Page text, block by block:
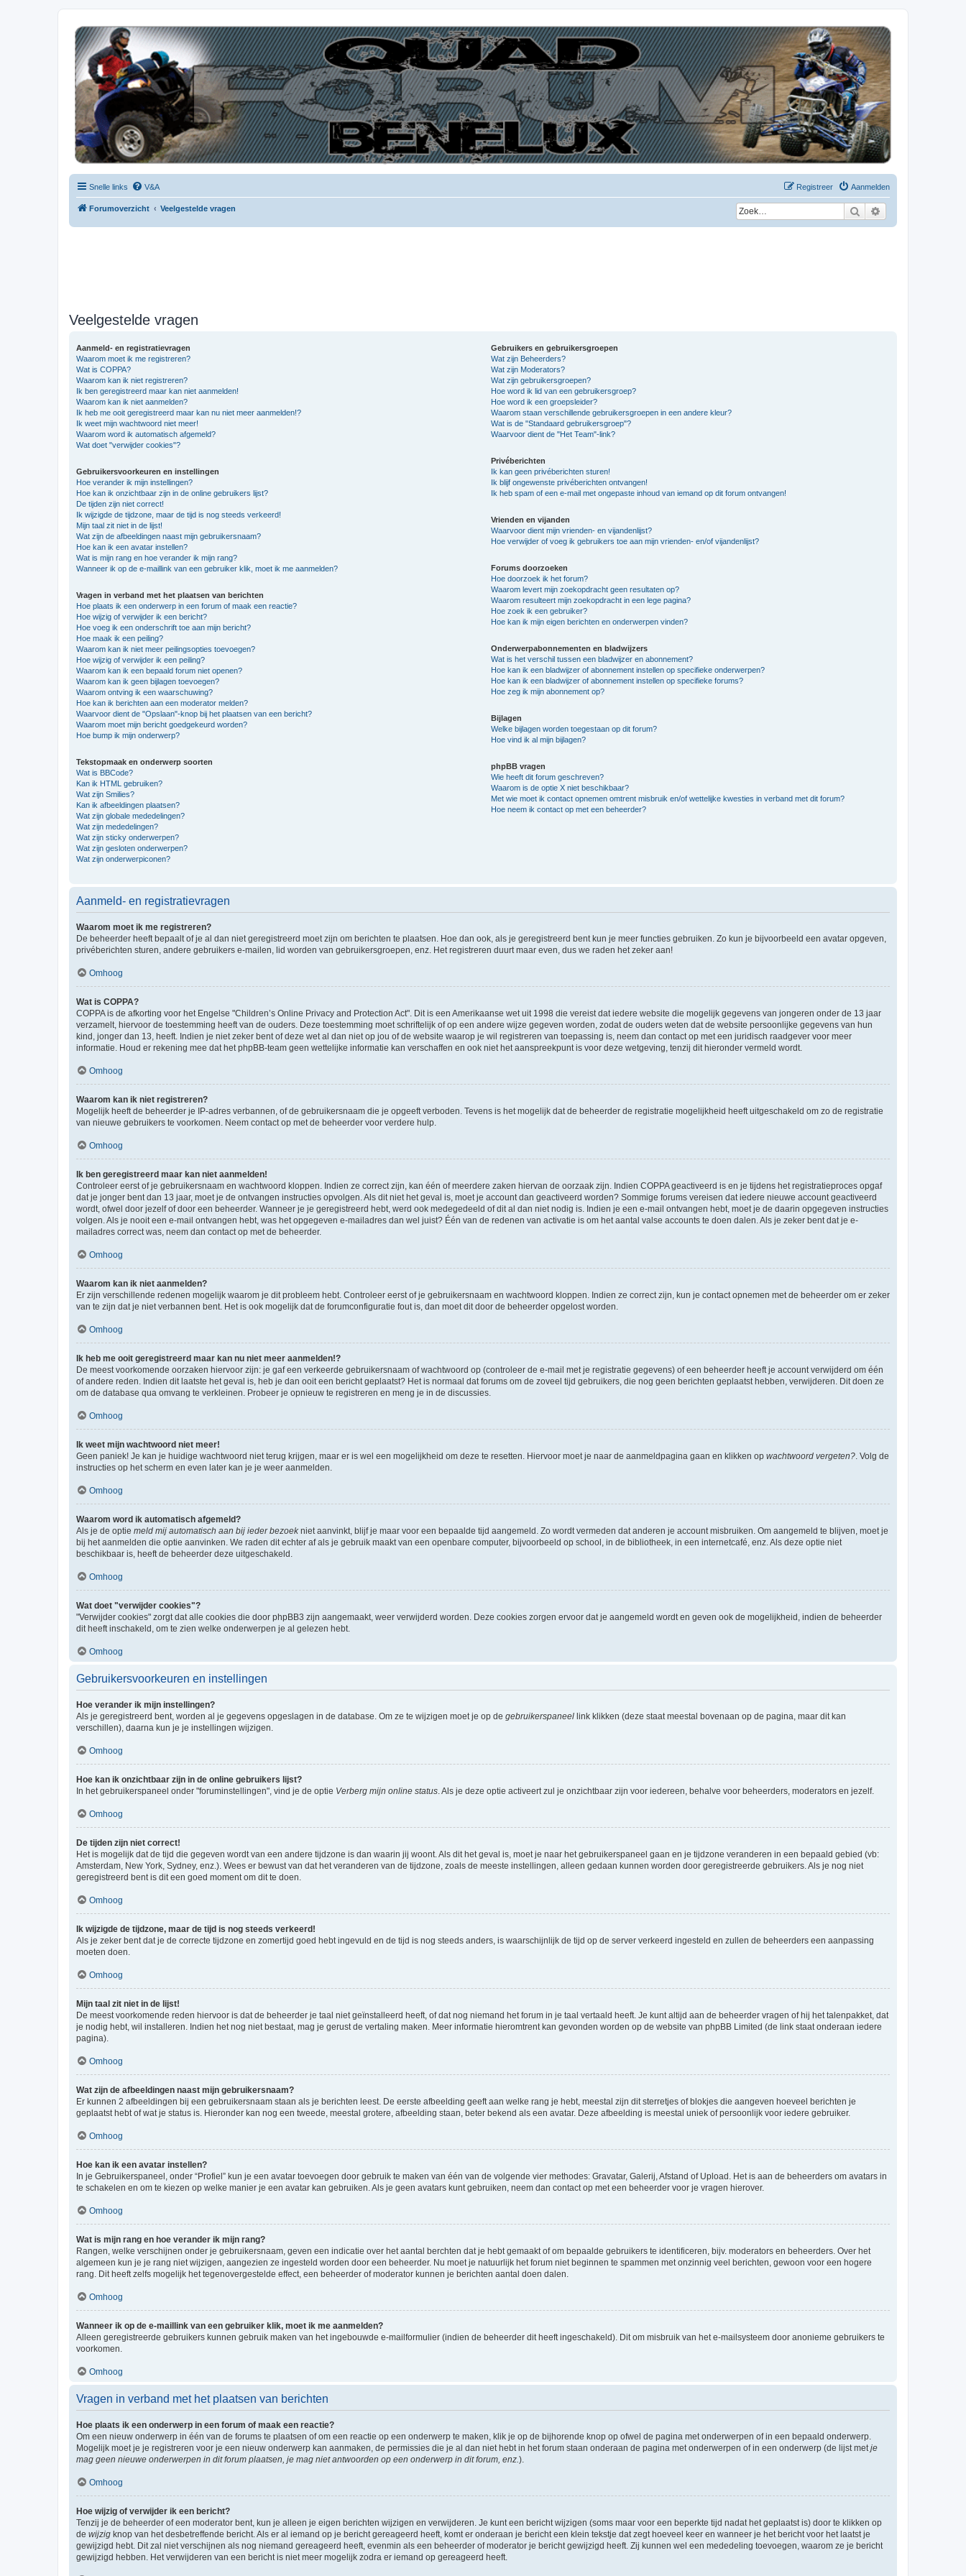
| QFB |
Hét quadforum van de Benelux
Snelle links V&A Aanmelden
Registreer
Forumoverzicht Veelgestelde vragen Zoek
Veelgestelde vragen
Aanmeld- en registratievragen
Waarom moet ik me registreren?
Wat is COPPA?
Waarom kan ik niet registreren?
Ik ben geregistreerd maar kan niet aanmelden!
Waarom kan ik niet aanmelden?
Ik heb me ooit geregistreerd maar kan nu niet meer aanmelden!?
Ik weet mijn wachtwoord niet meer!
Waarom word ik automatisch afgemeld?
Wat doet "verwijder cookies"?
Gebruikersvoorkeuren en instellingen
Hoe verander ik mijn instellingen?
Hoe kan ik onzichtbaar zijn in de online gebruikers lijst?
De tijden zijn niet correct!
Ik wijzigde de tijdzone, maar de tijd is nog steeds verkeerd!
Mijn taal zit niet in de lijst!
Wat zijn de afbeeldingen naast mijn gebruikersnaam?
Hoe kan ik een avatar instellen?
Wat is mijn rang en hoe verander ik mijn rang?
Wanneer ik op de e-maillink van een gebruiker klik, moet ik me aanmelden?
Vragen in verband met het plaatsen van berichten
Hoe plaats ik een onderwerp in een forum of maak een reactie?
Hoe wijzig of verwijder ik een bericht?
Hoe voeg ik een onderschrift toe aan mijn bericht?
Hoe maak ik een peiling?
Waarom kan ik niet meer peilingsopties toevoegen?
Hoe wijzig of verwijder ik een peiling?
Waarom kan ik een bepaald forum niet openen?
Waarom kan ik geen bijlagen toevoegen?
Waarom ontving ik een waarschuwing?
Hoe kan ik berichten aan een moderator melden?
Waarvoor dient de "Opslaan"-knop bij het plaatsen van een bericht?
Waarom moet mijn bericht goedgekeurd worden?
Hoe bump ik mijn onderwerp?
Tekstopmaak en onderwerp soorten
Wat is BBCode?
Kan ik HTML gebruiken?
Wat zijn Smilies?
Kan ik afbeeldingen plaatsen?
Wat zijn globale mededelingen?
Wat zijn mededelingen?
Wat zijn sticky onderwerpen?
Wat zijn gesloten onderwerpen?
Wat zijn onderwerpiconen?
Gebruikers en gebruikersgroepen
Wat zijn Beheerders?
Wat zijn Moderators?
Wat zijn gebruikersgroepen?
Hoe word ik lid van een gebruikersgroep?
Hoe word ik een groepsleider?
Waarom staan verschillende gebruikersgroepen in een andere kleur?
Wat is de "Standaard gebruikersgroep"?
Waarvoor dient de "Het Team"-link?
Privéberichten
Ik kan geen privéberichten sturen!
Ik blijf ongewenste privéberichten ontvangen!
Ik heb spam of een e-mail met ongepaste inhoud van iemand op dit forum ontvangen!
Vrienden en vijanden
Waarvoor dient mijn vrienden- en vijandenlijst?
Hoe verwijder of voeg ik gebruikers toe aan mijn vrienden- en/of vijandenlijst?
Forums doorzoeken
Hoe doorzoek ik het forum?
Waarom levert mijn zoekopdracht geen resultaten op?
Waarom resulteert mijn zoekopdracht in een lege pagina?
Hoe zoek ik een gebruiker?
Hoe kan ik mijn eigen berichten en onderwerpen vinden?
Onderwerpabonnementen en bladwijzers
Wat is het verschil tussen een bladwijzer en abonnement?
Hoe kan ik een bladwijzer of abonnement instellen op specifieke onderwerpen?
Hoe kan ik een bladwijzer of abonnement instellen op specifieke forums?
Hoe zeg ik mijn abonnement op?
Bijlagen
Welke bijlagen worden toegestaan op dit forum?
Hoe vind ik al mijn bijlagen?
phpBB vragen
Wie heeft dit forum geschreven?
Waarom is de optie X niet beschikbaar?
Met wie moet ik contact opnemen omtrent misbruik en/of wettelijke kwesties in verband met dit forum?
Hoe neem ik contact op met een beheerder?
Aanmeld- en registratievragen
Waarom moet ik me registreren?
De beheerder heeft bepaalt of je al dan niet geregistreerd moet zijn om berichten te plaatsen. Hoe dan ook, als je geregistreerd bent kun je meer functies gebruiken. Zo kun je bijvoorbeeld een avatar opgeven,
privéberichten sturen, andere gebruikers e-mailen, lid worden van gebruikersgroepen, enz. Het registreren duurt maar even, dus we raden het zeker aan!
Omhoog
Wat is COPPA?
COPPA is de afkorting voor het Engelse "Children’s Online Privacy and Protection Act". Dit is een Amerikaanse wet uit 1998 die vereist dat iedere website die mogelijk gegevens van jongeren onder de 13 jaar
verzamelt, hiervoor de toestemming heeft van de ouders. Deze toestemming moet schriftelijk of op een andere wijze gegeven worden, zodat de ouders weten dat de website persoonlijke gegevens van hun
kind, jonger dan 13, heeft. Indien je niet zeker bent of deze wet al dan niet op jou of de website waarop je wil registreren van toepassing is, neem dan contact op met een juridisch raadgever voor meer
informatie. Houd er rekening mee dat het phpBB-team geen wettelijke informatie kan verschaffen en ook niet het aanspreekpunt is voor deze wetgeving, tenzij dit hieronder vermeld wordt.
Omhoog
Waarom kan ik niet registreren?
Mogelijk heeft de beheerder je IP-adres verbannen, of de gebruikersnaam die je opgeeft verboden. Tevens is het mogelijk dat de beheerder de registratie mogelijkheid heeft uitgeschakeld om zo de registratie
van nieuwe gebruikers te voorkomen. Neem contact op met de beheerder voor verdere hulp.
Omhoog
Ik ben geregistreerd maar kan niet aanmelden!
Controleer eerst of je gebruikersnaam en wachtwoord kloppen. Indien ze correct zijn, kan één of meerdere zaken hiervan de oorzaak zijn. Indien COPPA geactiveerd is en je tijdens het registratieproces opgaf
dat je jonger bent dan 13 jaar, moet je de ontvangen instructies opvolgen. Als dit niet het geval is, moet je account dan geactiveerd worden? Sommige forums vereisen dat iedere nieuwe account geactiveerd
wordt, ofwel door jezelf of door een beheerder. Wanneer je je geregistreerd hebt, werd ook medegedeeld of dit al dan niet nodig is. Indien je een e-mail ontvangen hebt, moet je de daarin opgegeven instructies
volgen. Als je nooit een e-mail ontvangen hebt, was het opgegeven e-mailadres dan wel juist? Één van de redenen van activatie is om het aantal valse accounts te doen dalen. Als je zeker bent dat je e-
mailadres correct was, neem dan contact op met de beheerder.
Omhoog
Waarom kan ik niet aanmelden?
Er zijn verschillende redenen mogelijk waarom je dit probleem hebt. Controleer eerst of je gebruikersnaam en wachtwoord kloppen. Indien ze correct zijn, kun je contact opnemen met de beheerder om er zeker
van te zijn dat je niet verbannen bent. Het is ook mogelijk dat de forumconfiguratie fout is, dan moet dit door de beheerder opgelost worden.
Omhoog
Ik heb me ooit geregistreerd maar kan nu niet meer aanmelden!?
De meest voorkomende oorzaken hiervoor zijn: je gaf een verkeerde gebruikersnaam of wachtwoord op (controleer de e-mail met je registratie gegevens) of een beheerder heeft je account verwijderd om één
of andere reden. Indien dit laatste het geval is, heb je dan ooit een bericht geplaatst? Het is normaal dat forums om de zoveel tijd gebruikers, die nog geen berichten geplaatst hebben, verwijderen. Dit doen ze
om de database qua omvang te verkleinen. Probeer je opnieuw te registreren en meng je in de discussies.
Omhoog
Ik weet mijn wachtwoord niet meer!
Geen paniek! Je kan je huidige wachtwoord niet terug krijgen, maar er is wel een mogelijkheid om deze te resetten. Hiervoor moet je naar de aanmeldpagina gaan en klikken op wachtwoord vergeten?. Volg de
instructies op het scherm en even later kan je je weer aanmelden.
Omhoog
Waarom word ik automatisch afgemeld?
Als je de optie meld mij automatisch aan bij ieder bezoekniet aanvinkt, blijf je maar voor een bepaalde tijd aangemeld. Zo wordt vermeden dat anderen je account misbruiken. Om aangemeld te blijven, moet je
bij het aanmelden die optie aanvinken. We raden dit echter af als je gebruik maakt van een openbare computer, bijvoorbeeld op school, in de bibliotheek, in een internetcafé, enz. Als deze optie niet
beschikbaar is, heeft de beheerder deze uitgeschakeld.
Omhoog
Wat doet "verwijder cookies"?
"Verwijder cookies" zorgt dat alle cookies die door phpBB3 zijn aangemaakt, weer verwijderd worden. Deze cookies zorgen ervoor dat je aangemeld wordt en geven ook de mogelijkheid, indien de beheerder
dit heeft inschakeld, om te zien welke onderwerpen je al gelezen hebt.
Omhoog
Gebruikersvoorkeuren en instellingen
Hoe verander ik mijn instellingen?
Als je geregistreerd bent, worden al je gegevens opgeslagen in de database. Om ze te wijzigen moet je op de gebruikerspaneel link klikken (deze staat meestal bovenaan op de pagina, maar dit kan
verschillen), daarna kun je je instellingen wijzigen.
Omhoog
Hoe kan ik onzichtbaar zijn in de online gebruikers lijst?
In het gebruikerspaneel onder "foruminstellingen", vind je de optie Verberg mijn online status. Als je deze optie activeert zul je onzichtbaar zijn voor iedereen, behalve voor beheerders, moderators en jezelf.
Omhoog
De tijden zijn niet correct!
Het is mogelijk dat de tijd die gegeven wordt van een andere tijdzone is dan waarin jij woont. Als dit het geval is, moet je naar het gebruikerspaneel gaan en je tijdzone veranderen in een bepaald gebied (vb:
Amsterdam, New York, Sydney, enz.). Wees er bewust van dat het veranderen van de tijdzone, zoals de meeste instellingen, alleen gedaan kunnen worden door geregistreerde gebruikers. Als je nog niet
geregistreerd bent is dit een goed moment om dit te doen.
Omhoog
Ik wijzigde de tijdzone, maar de tijd is nog steeds verkeerd!
Als je zeker bent dat je de correcte tijdzone en zomertijd goed hebt ingevuld en de tijd is nog steeds anders, is waarschijnlijk de tijd op de server verkeerd ingesteld en zullen de beheerders een aanpassing
moeten doen.
Omhoog
Mijn taal zit niet in de lijst!
De meest voorkomende reden hiervoor is dat de beheerder je taal niet geïnstalleerd heeft, of dat nog niemand het forum in je taal vertaald heeft. Je kunt altijd aan de beheerder vragen of hij het talenpakket, dat
je nodig hebt, wil installeren. Indien het nog niet bestaat, mag je gerust de vertaling maken. Meer informatie hieromtrent kan gevonden worden op de website van phpBB Limited (de link staat onderaan iedere
pagina).
Omhoog
Wat zijn de afbeeldingen naast mijn gebruikersnaam?
Er kunnen 2 afbeeldingen bij een gebruikersnaam staan als je berichten leest. De eerste afbeelding geeft aan welke rang je hebt, meestal zijn dit sterretjes of blokjes die aangeven hoeveel berichten je
geplaatst hebt of wat je status is. Hieronder kan nog een tweede, meestal grotere, afbeelding staan, beter bekend als een avatar. Deze afbeelding is meestal uniek of persoonlijk voor iedere gebruiker.
Omhoog
Hoe kan ik een avatar instellen?
In je Gebruikerspaneel, onder “Profiel” kun je een avatar toevoegen door gebruik te maken van één van de volgende vier methodes: Gravatar, Galerij, Afstand of Upload. Het is aan de beheerders om avatars in
te schakelen en om te kiezen op welke manier je een avatar kan gebruiken. Als je geen avatars kunt gebruiken, neem dan contact op met een beheerder voor je vragen hierover.
Omhoog
Wat is mijn rang en hoe verander ik mijn rang?
Rangen, welke verschijnen onder je gebruikersnaam, geven een indicatie over het aantal berchten dat je hebt gemaakt of om bepaalde gebruikers te identificeren, bijv. moderators en beheerders. Over het
algemeen kun je je rang niet wijzigen, aangezien ze ingesteld worden door een beheerder. Nu moet je natuurlijk het forum niet beginnen te spammen met onzinnig veel berichten, gewoon voor een hogere
rang. Dit heeft zelfs mogelijk het tegenovergestelde effect, een beheerder of moderator kunnen je berichten aantal doen dalen.
Omhoog
Wanneer ik op de e-maillink van een gebruiker klik, moet ik me aanmelden?
Alleen geregistreerde gebruikers kunnen gebruik maken van het ingebouwde e-mailformulier (indien de beheerder dit heeft ingeschakeld). Dit om misbruik van het e-mailsysteem door anonieme gebruikers te
voorkomen.
Omhoog
Vragen in verband met het plaatsen van berichten
Hoe plaats ik een onderwerp in een forum of maak een reactie?
Om een nieuw onderwerp in één van de forums te plaatsen of om een reactie op een onderwerp te maken, klik je op de bijhorende knop op ofwel de pagina met onderwerpen of in een bepaald onderwerp.
Mogelijk moet je je registreren voor je een nieuw onderwerp kan aanmaken, de permissies die je al dan niet hebt in het forum staan onderaan de pagina met onderwerpen of in een onderwerp (de lijst metje
mag geen nieuwe onderwerpen in dit forum plaatsen, je mag niet antwoorden op een onderwerp in dit forum, enz.).
Omhoog
Hoe wijzig of verwijder ik een bericht?
Tenzij je de beheerder of een moderator bent, kun je alleen je eigen berichten wijzigen en verwijderen. Je kunt een bericht wijzigen (soms maar voor een beperkte tijd nadat het geplaatst is) door te klikken op
de wijzig knop van het desbetreffende bericht. Als er al iemand op je bericht gereageerd heeft, komt er onderaan je bericht een klein tekstje dat zegt hoeveel keer en wanneer je het bericht voor het laatst je
gewijzigd hebt. Dit zal niet verschijnen als nog niemand gereageerd heeft, evenmin als een beheerder of moderator je bericht gewijzigd heeft. Zij kunnen wel een mededeling toevoegen, waarom ze je bericht
gewijzigd hebben. Het verwijderen van een bericht is niet meer mogelijk zodra er iemand op gereageerd heeft.